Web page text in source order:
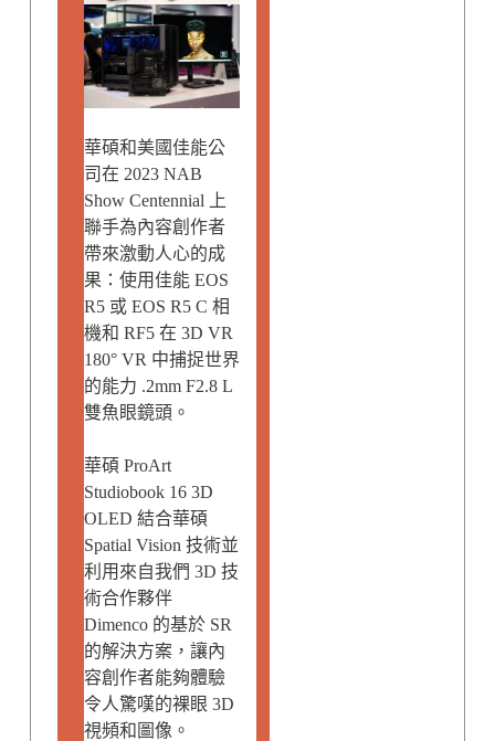
華碩和美國佳能公
司在 2023 NAB
Show Centennial 上
聯手為內容創作者
帶來激動人心的成
果：使用佳能 EOS
R5 或 EOS R5 C 相
機和 RF5 在 3D VR
180° VR 中捕捉世界
的能力 .2mm F2.8 L
雙魚眼鏡頭。
華碩 ProArt
Studiobook 16 3D
OLED 結合華碩
Spatial Vision 技術並
利用來自我們 3D 技
術合作夥伴
Dimenco 的基於 SR
的解決方案，讓內
容創作者能夠體驗
令人驚嘆的裸眼 3D
視頻和圖像。